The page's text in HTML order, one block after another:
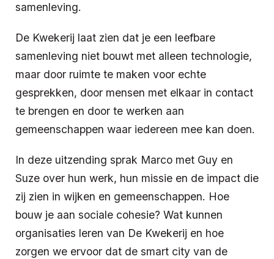
samenleving.
De Kwekerij laat zien dat je een leefbare
samenleving niet bouwt met alleen technologie,
maar door ruimte te maken voor echte
gesprekken, door mensen met elkaar in contact
te brengen en door te werken aan
gemeenschappen waar iedereen mee kan doen.
In deze uitzending sprak Marco met Guy en
Suze over hun werk, hun missie en de impact die
zij zien in wijken en gemeenschappen. Hoe
bouw je aan sociale cohesie? Wat kunnen
organisaties leren van De Kwekerij en hoe
zorgen we ervoor dat de smart city van de